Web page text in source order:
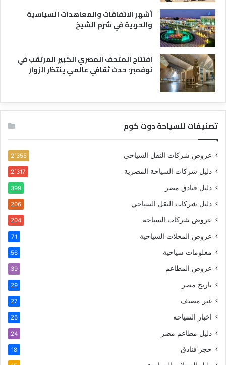
أشهر الاتفاقات والمعاهدات السياسية
والحربية في شرم الشيخ
افتتاح المتحف المصري الكبير المرتقب في
نوفمبر: حدث ثقافي عالمي ينتظر الزوار
تصنيفات للسياحة دوت كوم
عروض شركات النقل السياحي 2٬355
دليل شركات السياحة المصرية 2٬317
دليل فنادق مصر 399
دليل شركات النقل السياحي 206
عروض شركات السياحة 204
عروض المحلات السياحية 71
معلومات سياحية 56
عروض المطاعم 39
تاريخ مصر 29
غير مصنف 27
اخبار السياحة 26
دليل مطاعم مصر 24
حجز فنادق 18